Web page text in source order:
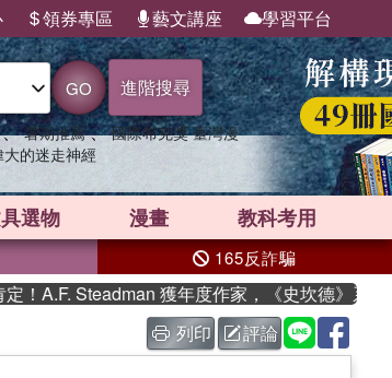
領券專區 藝文講座 學習平台
GO 進階搜尋
、 暑期推薦 、 國際布克獎 臺灣漫
大的迷走神經
選物 漫畫 教科考用
165反詐騙
A.F. Steadman 獲年度作家，《史坎德》系列帶
列印 評論